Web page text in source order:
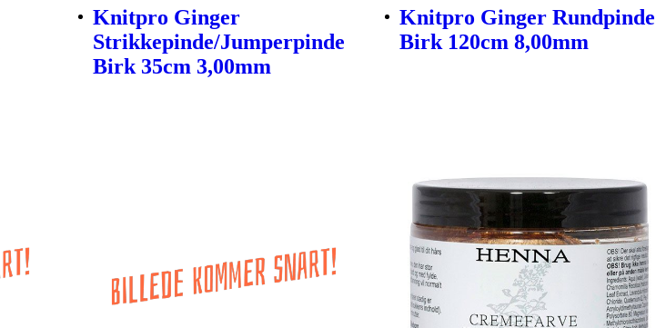
Knitpro Ginger
Strikkepinde/Jumperpinde
Birk 35cm 3,00mm
Knitpro Ginger Rundpinde
Birk 120cm 8,00mm